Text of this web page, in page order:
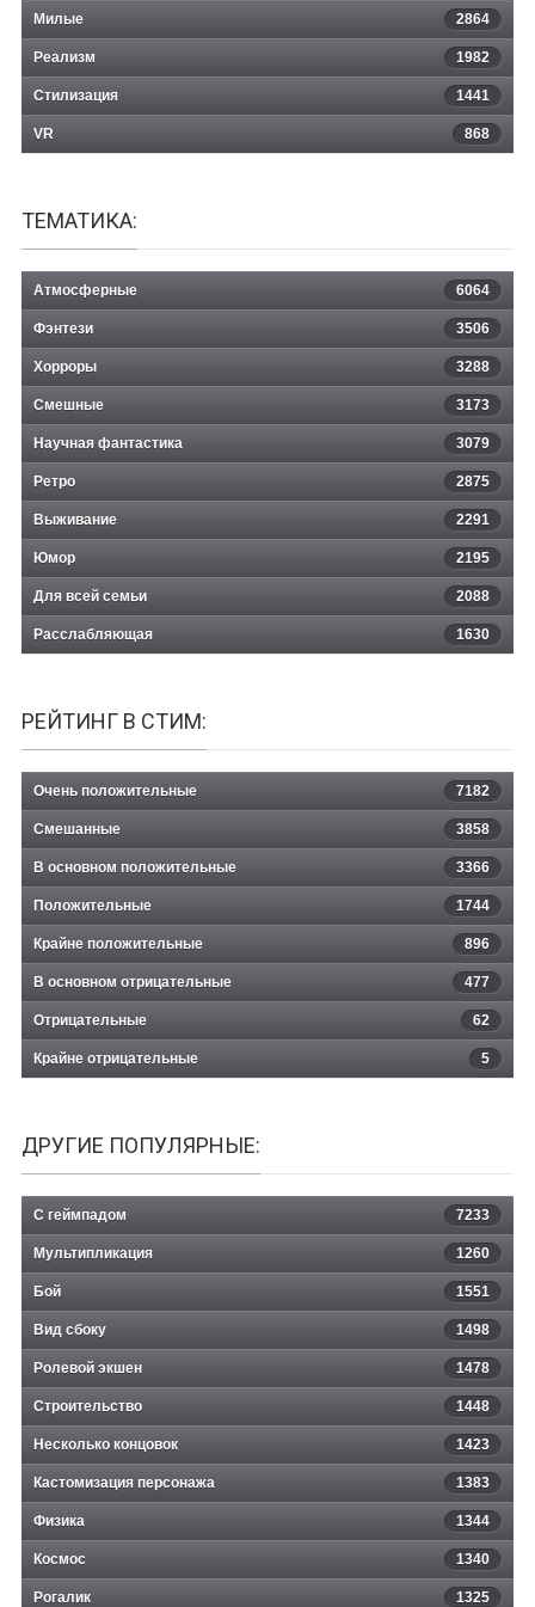
Милые 2864
Реализм 1982
Стилизация 1441
VR 868
ТЕМАТИКА:
Атмосферные 6064
Фэнтези 3506
Хорроры 3288
Смешные 3173
Научная фантастика 3079
Ретро 2875
Выживание 2291
Юмор 2195
Для всей семьи 2088
Расслабляющая 1630
РЕЙТИНГ В СТИМ:
Очень положительные 7182
Смешанные 3858
В основном положительные 3366
Положительные 1744
Крайне положительные 896
В основном отрицательные 477
Отрицательные 62
Крайне отрицательные 5
ДРУГИЕ ПОПУЛЯРНЫЕ:
С геймпадом 7233
Мультипликация 1260
Бой 1551
Вид сбоку 1498
Ролевой экшен 1478
Строительство 1448
Несколько концовок 1423
Кастомизация персонажа 1383
Физика 1344
Космос 1340
Рогалик 1325